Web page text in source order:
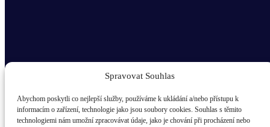
Spravovat Souhlas
Abychom poskytli co nejlepší služby, používáme k ukládání a/nebo přístupu k
informacím o zařízení, technologie jako jsou soubory cookies. Souhlas s těmito
technologiemi nám umožní zpracovávat údaje, jako je chování při procházení nebo